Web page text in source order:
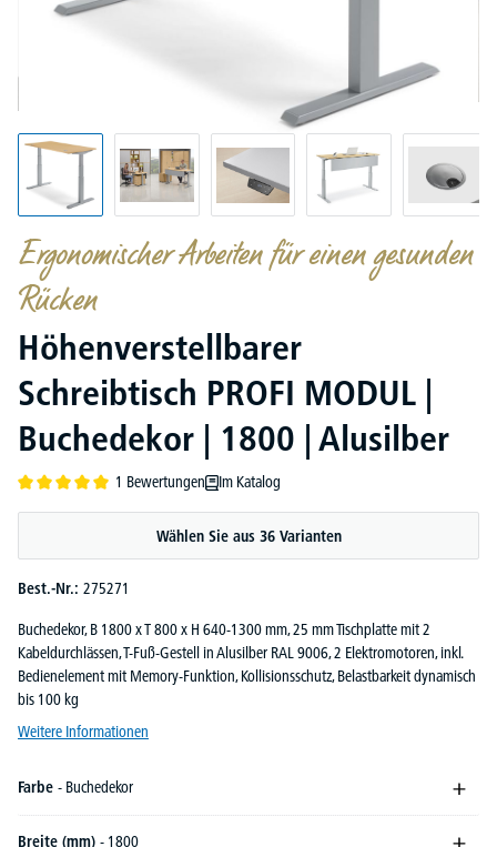
Ergonomischer Arbeiten für einen gesunden
Rücken
Höhenverstellbarer
Schreibtisch PROFI MODUL |
Buchedekor | 1800 | Alusilber
1 Bewertungen Im Katalog
Wählen Sie aus 36 Varianten
Best.-Nr.: 275271
Buchedekor, B 1800 x T 800 x H 640-1300 mm, 25 mm Tischplatte mit 2
Kabeldurchlässen, T-Fuß-Gestell in Alusilber RAL 9006, 2 Elektromotoren, inkl.
Bedienelement mit Memory-Funktion, Kollisionsschutz, Belastbarkeit dynamisch
bis 100 kg
Weitere Informationen
Farbe - Buchedekor
Breite (mm) - 1800